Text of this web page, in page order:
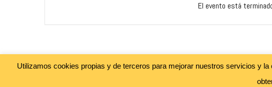
El evento está
Utilizamos cookies propias y de terceros para mejorar nuestros servicios y